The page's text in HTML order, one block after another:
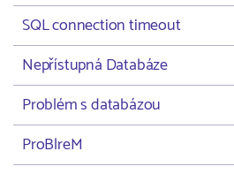
SQL connection timeout
Nepřístupná Databáze
Problém s databázou
ProBlreM